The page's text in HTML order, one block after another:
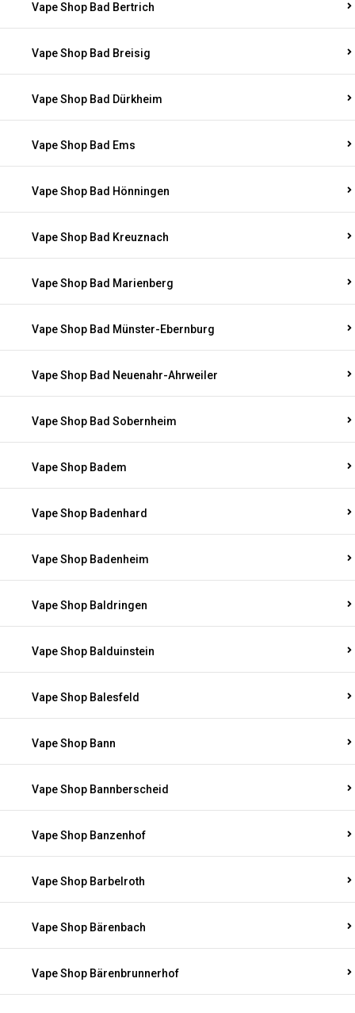
Vape Shop Bad Bertrich
Vape Shop Bad Breisig
Vape Shop Bad Dürkheim
Vape Shop Bad Ems
Vape Shop Bad Hönningen
Vape Shop Bad Kreuznach
Vape Shop Bad Marienberg
Vape Shop Bad Münster-Ebernburg
Vape Shop Bad Neuenahr-Ahrweiler
Vape Shop Bad Sobernheim
Vape Shop Badem
Vape Shop Badenhard
Vape Shop Badenheim
Vape Shop Baldringen
Vape Shop Balduinstein
Vape Shop Balesfeld
Vape Shop Bann
Vape Shop Bannberscheid
Vape Shop Banzenhof
Vape Shop Barbelroth
Vape Shop Bärenbach
Vape Shop Bärenbrunnerhof